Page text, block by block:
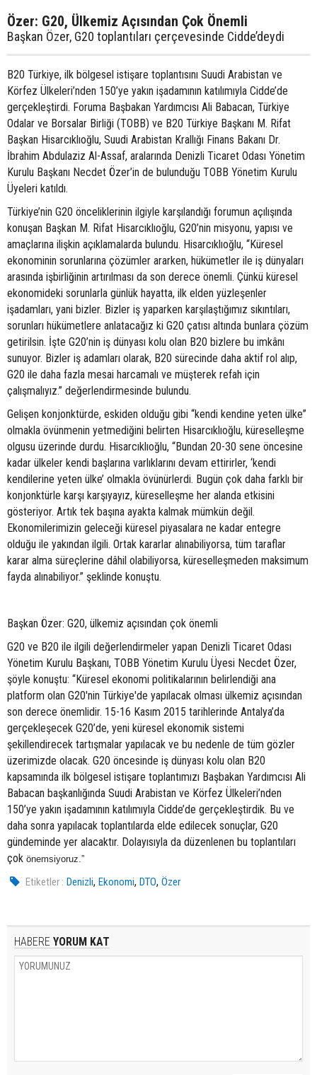
Özer: G20, Ülkemiz Açısından Çok Önemli
Başkan Özer, G20 toplantıları çerçevesinde Cidde’deydi
B20 Türkiye, ilk bölgesel istişare toplantısını Suudi Arabistan ve
Körfez Ülkeleri’nden 150’ye yakın işadamının katılımıyla Cidde’de
gerçekleştirdi. Foruma Başbakan Yardımcısı Ali Babacan, Türkiye
Odalar ve Borsalar Birliği (TOBB) ve B20 Türkiye Başkanı M. Rifat
Başkan Hisarcıklıoğlu, Suudi Arabistan Krallığı Finans Bakanı Dr.
İbrahim Abdulaziz Al-Assaf, aralarında Denizli Ticaret Odası Yönetim
Kurulu Başkanı Necdet Özer’in de bulunduğu TOBB Yönetim Kurulu
Üyeleri katıldı.
Türkiye’nin G20 önceliklerinin ilgiyle karşılandığı forumun açılışında
konuşan Başkan M. Rifat Hisarcıklıoğlu, G20’nin misyonu, yapısı ve
amaçlarına ilişkin açıklamalarda bulundu. Hisarcıklıoğlu, “Küresel
ekonominin sorunlarına çözümler ararken, hükümetler ile iş dünyaları
arasında işbirliğinin artırılması da son derece önemli. Çünkü küresel
ekonomideki sorunlarla günlük hayatta, ilk elden yüzleşenler
işadamları, yani bizler. Bizler iş yaparken karşılaştığımız sıkıntıları,
sorunları hükümetlere anlatacağız ki G20 çatısı altında bunlara çözüm
getirilsin. İşte G20’nin iş dünyası kolu olan B20 bizlere bu imkânı
sunuyor. Bizler iş adamları olarak, B20 sürecinde daha aktif rol alıp,
G20 ile daha fazla mesai harcamalı ve müşterek refah için
çalışmalıyız.” değerlendirmesinde bulundu.
Gelişen konjonktürde, eskiden olduğu gibi “kendi kendine yeten ülke”
olmakla övünmenin yetmediğini belirten Hisarcıklıoğlu, küreselleşme
olgusu üzerinde durdu. Hisarcıklıoğlu, “Bundan 20-30 sene öncesine
kadar ülkeler kendi başlarına varlıklarını devam ettirirler, ‘kendi
kendilerine yeten ülke’ olmakla övünürlerdi. Bugün çok daha farklı bir
konjonktürle karşı karşıyayız, küreselleşme her alanda etkisini
gösteriyor. Artık tek başına ayakta kalmak mümkün değil.
Ekonomilerimizin geleceği küresel piyasalara ne kadar entegre
olduğu ile yakından ilgili. Ortak kararlar alınabiliyorsa, tüm taraflar
karar alma süreçlerine dâhil olabiliyorsa, küreselleşmeden maksimum
fayda alınabiliyor.” şeklinde konuştu.
Başkan Özer: G20, ülkemiz açısından çok önemli
G20 ve B20 ile ilgili değerlendirmeler yapan Denizli Ticaret Odası
Yönetim Kurulu Başkanı, TOBB Yönetim Kurulu Üyesi Necdet Özer,
şöyle konuştu: “Küresel ekonomi politikalarının belirlendiği ana
platform olan G20'nin Türkiye'de yapılacak olması ülkemiz açısından
son derece önemlidir. 15-16 Kasım 2015 tarihlerinde Antalya’da
gerçekleşecek G20’de, yeni küresel ekonomik sistemi
şekillendirecek tartışmalar yapılacak ve bu nedenle de tüm gözler
üzerimizde olacak. G20 öncesinde iş dünyası kolu olan B20
kapsamında ilk bölgesel istişare toplantımızı Başbakan Yardımcısı Ali
Babacan başkanlığında Suudi Arabistan ve Körfez Ülkeleri’nden
150’ye yakın işadamının katılımıyla Cidde’de gerçekleştirdik. Bu ve
daha sonra yapılacak toplantılarda elde edilecek sonuçlar, G20
gündeminde yer alacaktır. Dolayısıyla da düzenlenen bu toplantıları
çok önemsiyoruz.”
Etiketler : Denizli,Ekonomi,DTO,Özer
HABERE YORUM KAT